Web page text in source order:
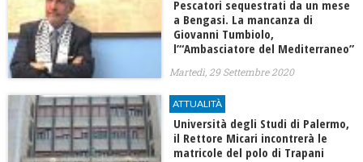
Pescatori sequestrati da un mese
a Bengasi. La mancanza di
Giovanni Tumbiolo,
l’“Ambasciatore del Mediterraneo”
Martedì, 29 Settembre 2020
ATTUALITÀ
Università degli Studi di Palermo,
il Rettore Micari incontrerà le
matricole del polo di Trapani